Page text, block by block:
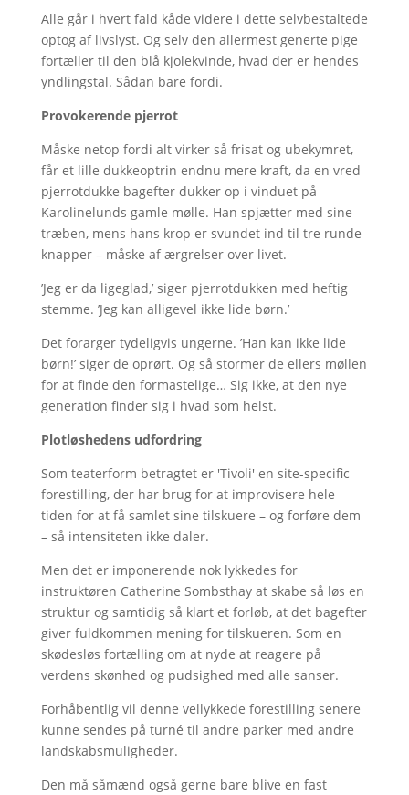
Alle går i hvert fald kåde videre i dette selvbestaltede
optog af livslyst. Og selv den allermest generte pige
fortæller til den blå kjolekvinde, hvad der er hendes
yndlingstal. Sådan bare fordi.
Provokerende pjerrot
Måske netop fordi alt virker så frisat og ubekymret,
får et lille dukkeoptrin endnu mere kraft, da en vred
pjerrotdukke bagefter dukker op i vinduet på
Karolinelunds gamle mølle. Han spjætter med sine
træben, mens hans krop er svundet ind til tre runde
knapper – måske af ærgrelser over livet.
’Jeg er da ligeglad,’ siger pjerrotdukken med heftig
stemme. ’Jeg kan alligevel ikke lide børn.’
Det forarger tydeligvis ungerne. ’Han kan ikke lide
børn!’ siger de oprørt. Og så stormer de ellers møllen
for at finde den formastelige… Sig ikke, at den nye
generation finder sig i hvad som helst.
Plotløshedens udfordring
Som teaterform betragtet er 'Tivoli' en site-specific
forestilling, der har brug for at improvisere hele
tiden for at få samlet sine tilskuere – og forføre dem
– så intensiteten ikke daler.
Men det er imponerende nok lykkedes for
instruktøren Catherine Sombsthay at skabe så løs en
struktur og samtidig så klart et forløb, at det bagefter
giver fuldkommen mening for tilskueren. Som en
skødesløs fortælling om at nyde at reagere på
verdens skønhed og pudsighed med alle sanser.
Forhåbentlig vil denne vellykkede forestilling senere
kunne sendes på turné til andre parker med andre
landskabsmuligheder.
Den må såmænd også gerne bare blive en fast